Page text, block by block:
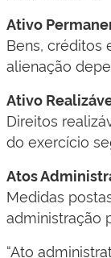
Ativo
Bens, créditos
alienação
Ativo
Direitos
do exercício
Atos
Medidas
administração
“Ato